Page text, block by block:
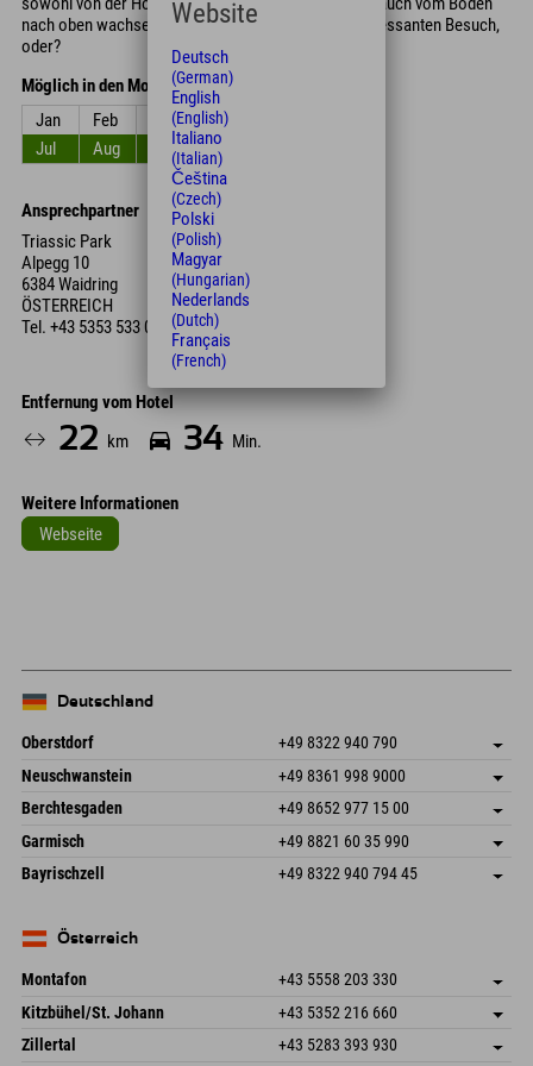
nach oben wachsen können? Klingt nach einem interessanten Besuch,
oder?
Möglich in den Monaten
Jan
Feb Mrz Apr
Jul
Aug Sep Okt
Ansprechpartner
Triassic Park
Alpegg 10
6384 Waidring
ÖSTERREICH
Tel. +43 5353 533 00
Entfernung vom Hotel
22 km 34 Min.
Weitere Informationen
Webseite
Deutschland
Oberstdorf +49 8322 940 790
An der Breitach 3
87538 Fischen I. Allgäu
Deutschland
Adresse speichern
Anreiseinfos
Buchen
Neuschwanstein +49 8361 998 9000
An der Riese 45
87484 Nesselwang im Allgäu
Deutschland
Adresse speichern
Buchen
Berchtesgaden +49 8652 977 15 00
Hofreitstr. 7
83471 Schönau am Königssee
Deutschland
Adresse speichern
Anreiseinfos
Buchen
Garmisch +49 8821 60 35 990
Frickenstraße 22
82490 Farchant
Adresse speichern
Bayrischzell +49 8322 940 794 45
Deutschland
Österreich
Montafon +43 5558 203 330
Dorfstr. 127b
6793 Gaschurn/Montafon
Österreich
Adresse speichern
Anreiseinfos
Buchen
Kitzbühel/St. Johann +43 5352 216 660
Speckbacherstraße 87
Adresse speichern
Zillertal +43 5283 393 930
Website
Deutsch
(German)
English
(English)
Italiano
(Italian)
Čeština
(Czech)
Polski
(Polish)
Magyar
(Hungarian)
Nederlands
(Dutch)
Français
(French)